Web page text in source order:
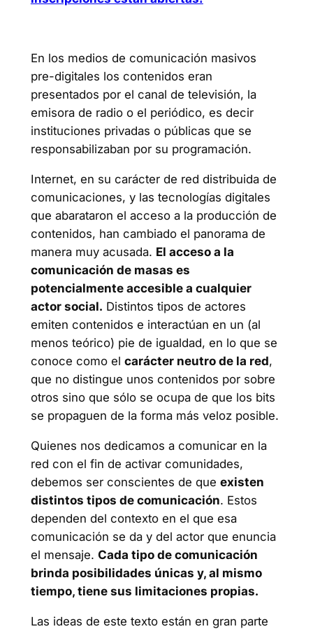
En los medios de comunicación masivos
pre-digitales los contenidos eran
presentados por el canal de televisión, la
emisora de radio o el periódico, es decir
instituciones privadas o públicas que se
responsabilizaban por su programación.
Internet, en su carácter de red distribuida de
comunicaciones, y las tecnologías digitales
que abarataron el acceso a la producción de
contenidos, han cambiado el panorama de
manera muy acusada. El acceso a la
comunicación de masas es
potencialmente accesible a cualquier
actor social. Distintos tipos de actores
emiten contenidos e interactúan en un (al
menos teórico) pie de igualdad, en lo que se
conoce como el carácter neutro de la red,
que no distingue unos contenidos por sobre
otros sino que sólo se ocupa de que los bits
se propaguen de la forma más veloz posible.
Quienes nos dedicamos a comunicar en la
red con el fin de activar comunidades,
debemos ser conscientes de que existen
distintos tipos de comunicación. Estos
dependen del contexto en el que esa
comunicación se da y del actor que enuncia
el mensaje. Cada tipo de comunicación
brinda posibilidades únicas y, al mismo
tiempo, tiene sus limitaciones propias.
Las ideas de este texto están en gran parte